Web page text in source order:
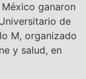
ganaron
de
M, organizado
y salud, en